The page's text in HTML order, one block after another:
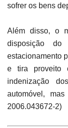
sofrer os bens
Além disso, o
disposição
estacionamento
e tira proveito
indenização
automóvel,
2006.043672-2)